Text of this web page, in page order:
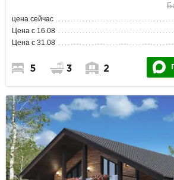
цена сейчас
Цена с 16.08
Цена с 31.08
5 3 2